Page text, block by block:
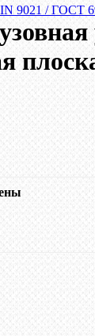
9021 / ГОСТ